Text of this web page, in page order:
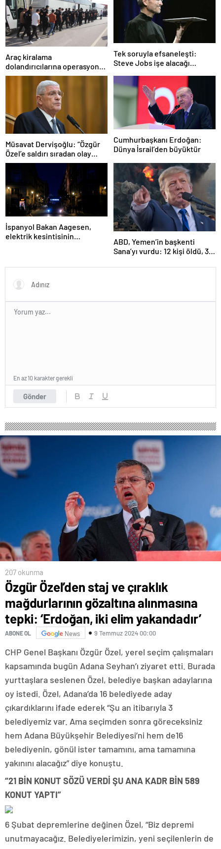
Araç kiralama
dolandırıcılarına operasyon:
101 gözaltı
Tek soruyla efsaneleşti:
Steve Jobs işe alacağı
seçiyordu!
Müsavat Dervişoğlu: “Özgür
Özel’e saldırı sıradan olay
değil”
Cumhurbaşkanı Erdoğan:
Dünya İsrail’den büyüktür
İspanyol Bakan Aagesen,
elektrik kesintisinin
ABD, Yemen’in başkenti
Sana’yı vurdu: 12 kişi öldü, 30
Gönder
En az 10 karakter gerekli
207 okunma
Özgür Özel’den staj ve çıraklık
mağdurlarının gözaltına alınmasına
tepki: ‘Erdoğan, iki elim yakandadır’
ABONE OL News 9 Temmuz 2024 00:00
CHP Genel Başkanı Özgür Özel, yerel seçim çalışmaları
kapsamında bugün Adana Seyhan’ı ziyaret etti. Burada
yurttaşlara seslenen Özel, belediye başkan adaylarına
oy istedi. Özel, Adana’da 16 belediyede aday
çıkardıklarını ifade ederek “Şu an itibarıyla 3
belediyemiz var. Ama seçimden sonra göreceksiniz
hem Adana Büyükşehir Belediyesi’ni hem de16
belediyenin, gönül ister tamamını, ama tamamına
yakınını alacağız” diye konuştu.
“21 BİN KONUT SÖZÜ VERDİ ŞU ANA KADR BİN 589
KONUT YAPTI”
6 Şubat depremlerine değinen Özel, “Biz depremi
unutmayacağız. Belediyelerimizin, yeni seçilenlerin de